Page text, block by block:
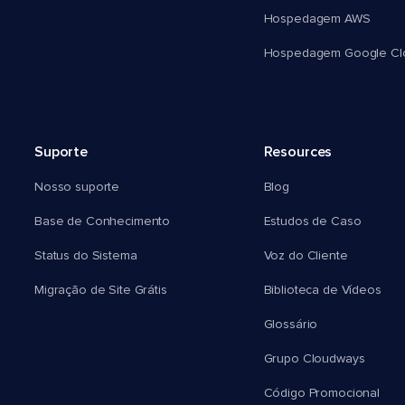
Hospedagem AWS
Hospedagem Google
Suporte
Nosso suporte
Base de Conhecimento
Status do Sistema
Migração de Site Grátis
Resources
Blog
Estudos de Caso
Voz do Cliente
Biblioteca de Vídeos
Glossário
Grupo Cloudways
Código Promocional